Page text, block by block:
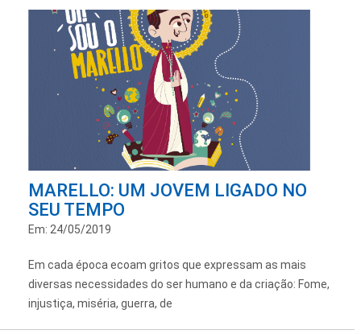
MARELLO: UM JOVEM LIGADO NO
SEU TEMPO
Em: 24/05/2019
Em cada época ecoam gritos que expressam as mais
diversas necessidades do ser humano e da criação: Fome,
injustiça, miséria, guerra, de